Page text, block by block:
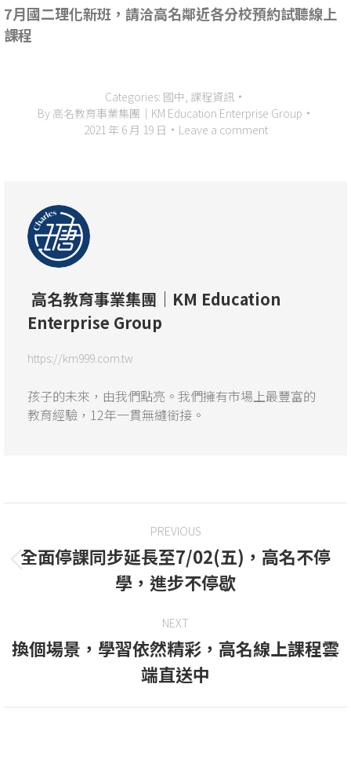
7月國二理化新班，請洽高名鄰近各分校預約試聽線上
課程
Categories: 國中 課程資訊
By 高名教育事業集團｜KM Education Enterprise Group
2021 年 6 月 19 日
Leave a comment
高名教育事業集團｜KM Education
Enterprise Group
https://km999.com.tw
孩子的未來，由我們點亮。我們擁有市場上最豐富的
教育經驗，12年一貫無縫銜接。
PREVIOUS
全面停課同步延長至7/02(五)，高名不停
學，進步不停歇
NEXT
換個場景，學習依然精彩，高名線上課程雲
端直送中